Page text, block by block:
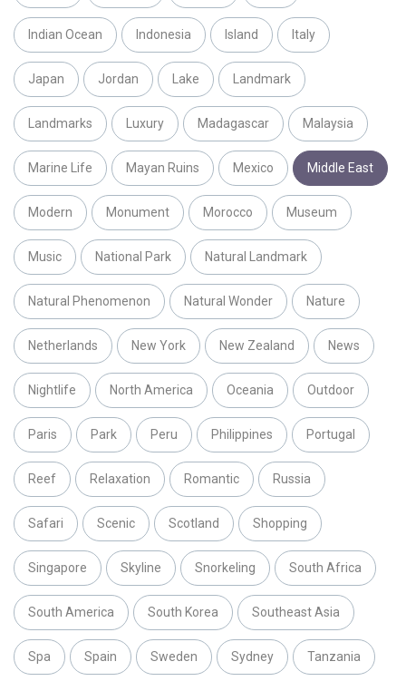
Indian Ocean Indonesia Island Italy
Japan Jordan Lake Landmark
Landmarks Luxury Madagascar Malaysia
Marine Life Mayan Ruins Mexico Middle East
Modern Monument Morocco Museum
Music National Park Natural Landmark
Natural Phenomenon Natural Wonder Nature
Netherlands New York New Zealand News
Nightlife North America Oceania Outdoor
Paris Park Peru Philippines Portugal
Reef Relaxation Romantic Russia
Safari Scenic Scotland Shopping
Singapore Skyline Snorkeling South Africa
South America South Korea Southeast Asia
Spa Spain Sweden Sydney Tanzania